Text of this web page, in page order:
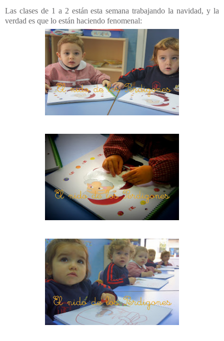
Las clases de 1 a 2 están esta semana trabajando la navidad, y la
verdad es que lo están haciendo fenomenal: